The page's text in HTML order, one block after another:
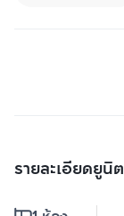
รายละเอียดยูนิต